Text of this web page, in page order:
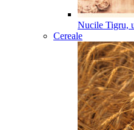
Nucile Tigru,
Cereale